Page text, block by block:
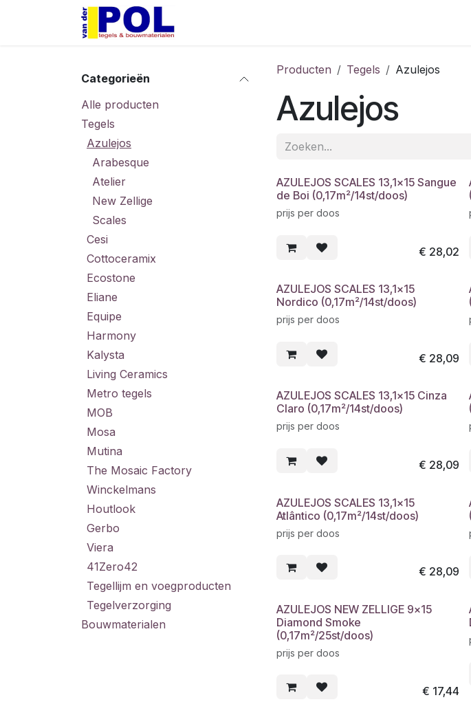
Overslaan naar inhoud
Categorieën
Alle producten
Tegels
Azulejos
Arabesque
Atelier
New Zellige
Scales
Cesi
Cottoceramix
Ecostone
Eliane
Equipe
Harmony
Kalysta
Living Ceramics
Metro tegels
MOB
Mosa
Mutina
The Mosaic Factory
Winckelmans
Houtlook
Gerbo
Viera
41Zero42
Tegellijm en voegproducten
Tegelverzorging
Bouwmaterialen
Producten Tegels Azulejos
Azulejos
AZULEJOS SCALES 13,1x15 Sangue
de Boi (0,17m²/14st/doos)
prijs per doos
€ 28,02
AZULEJOS SCALES 13,1x15
Nordico (0,17m²/14st/doos)
prijs per doos
€ 28,09
AZULEJOS SCALES 13,1x15 Cinza
Claro (0,17m²/14st/doos)
prijs per doos
€ 28,09
AZULEJOS SCALES 13,1x15
Atlântico (0,17m²/14st/doos)
prijs per doos
€ 28,09
AZULEJOS NEW ZELLIGE 9x15
Diamond Smoke
(0,17m²/25st/doos)
prijs per doos
€ 17,44